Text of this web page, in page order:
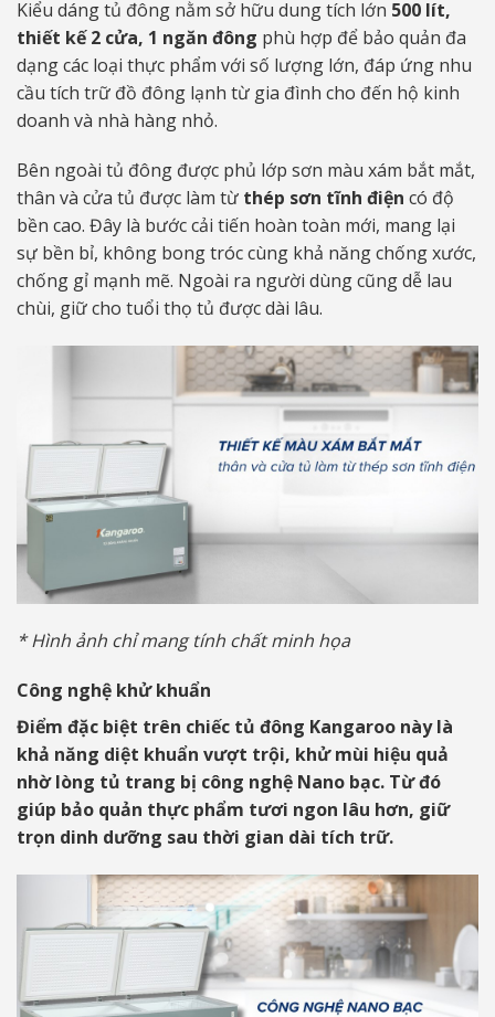
Kiểu dáng tủ đông nằm sở hữu dung tích lớn 500 lít,
thiết kế 2 cửa, 1 ngăn đông phù hợp để bảo quản đa
dạng các loại thực phẩm với số lượng lớn, đáp ứng nhu
cầu tích trữ đồ đông lạnh từ gia đình cho đến hộ kinh
doanh và nhà hàng nhỏ.
Bên ngoài tủ đông được phủ lớp sơn màu xám bắt mắt,
thân và cửa tủ được làm từ thép sơn tĩnh điện có độ
bền cao. Đây là bước cải tiến hoàn toàn mới, mang lại
sự bền bỉ, không bong tróc cùng khả năng chống xước,
chống gỉ mạnh mẽ. Ngoài ra người dùng cũng dễ lau
chùi, giữ cho tuổi thọ tủ được dài lâu.
* Hình ảnh chỉ mang tính chất minh họa
Công nghệ khử khuẩn
Điểm đặc biệt trên chiếc tủ đông Kangaroo này là
khả năng diệt khuẩn vượt trội, khử mùi hiệu quả
nhờ lòng tủ trang bị công nghệ Nano bạc. Từ đó
giúp bảo quản thực phẩm tươi ngon lâu hơn, giữ
trọn dinh dưỡng sau thời gian dài tích trữ.